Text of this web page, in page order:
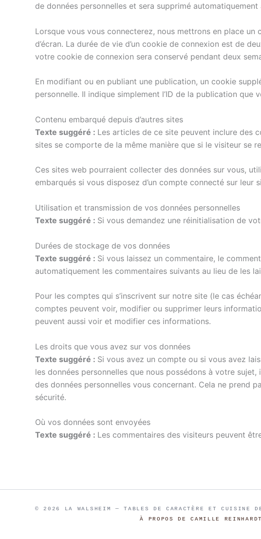
de données personnelles et sera supprimé
Lorsque vous vous connecterez, nous mettrons en place
d’écran. La durée de vie d’un cookie de connexion est de
votre cookie de connexion sera conservé pendant deux
En modifiant ou en publiant une publication, un cookie
personnelle. Il indique simplement l’ID de la publication que
Contenu embarqué depuis d’autres sites
Texte suggéré : Les articles de ce site peuvent inclure des
sites se comporte de la même manière que si le visiteur se
Ces sites web pourraient collecter des données sur vous,
embarqués si vous disposez d’un compte connecté sur leur
Utilisation et transmission de vos données personnelles
Texte suggéré : Si vous demandez une réinitialisation de
Durées de stockage de vos données
Texte suggéré : Si vous laissez un commentaire, le
automatiquement les commentaires suivants au lieu de les
Pour les comptes qui s’inscrivent sur notre site (le cas
comptes peuvent voir, modifier ou supprimer leurs
peuvent aussi voir et modifier ces informations.
Les droits que vous avez sur vos données
Texte suggéré : Si vous avez un compte ou si vous avez
les données personnelles que nous possédons à votre
des données personnelles vous concernant. Cela ne prend
sécurité.
Où vos données sont envoyées
Texte suggéré : Les commentaires des visiteurs peuvent
© 2026 LA WALSHEIM — TABLES DE CARACTÈRE ET CUISINE
À PROPOS DE CAMILLE REINHARDT